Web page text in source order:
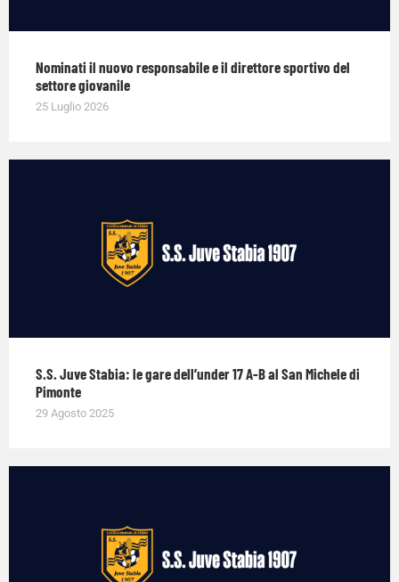
Nominati il nuovo responsabile e il direttore sportivo del
settore giovanile
25 Luglio 2026
S.S. Juve Stabia: le gare dell’under 17 A-B al San Michele di
Pimonte
29 Agosto 2025